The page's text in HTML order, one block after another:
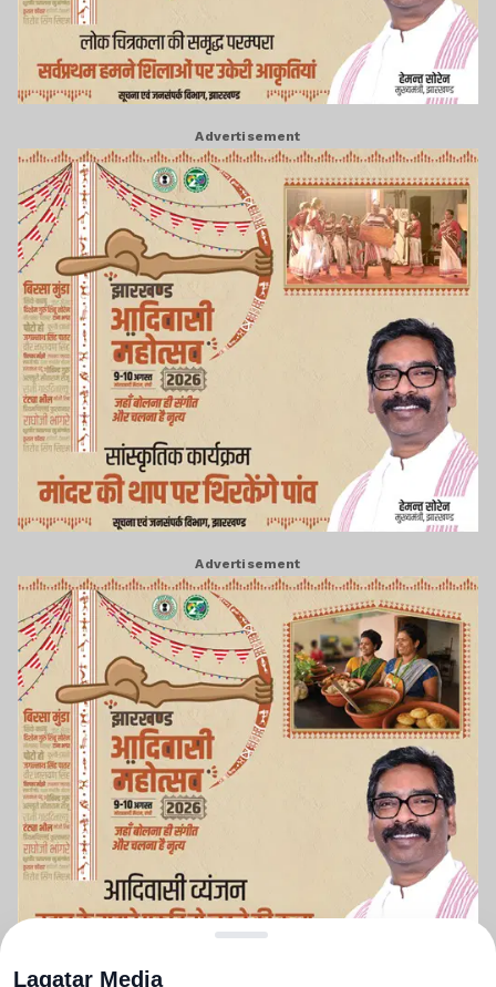
Advertisement
Advertisement
Lagatar Media